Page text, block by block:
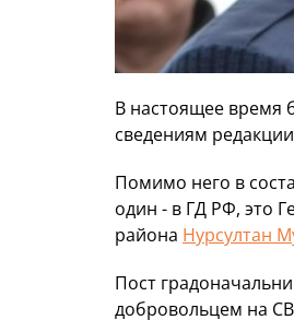
В настоящее время
сведениям
Помимо него в
один - в ГД РФ, это
района Нурсултан
Пост
добровольцем на